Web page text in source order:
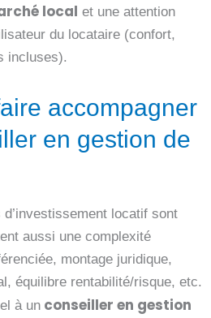
local et une attention
du locataire (confort,
incluses).
accompagner
en gestion de
locatif sont
aussi une complexité
montage juridique,
équilibre rentabilité/risque, etc.
à un conseiller en gestion